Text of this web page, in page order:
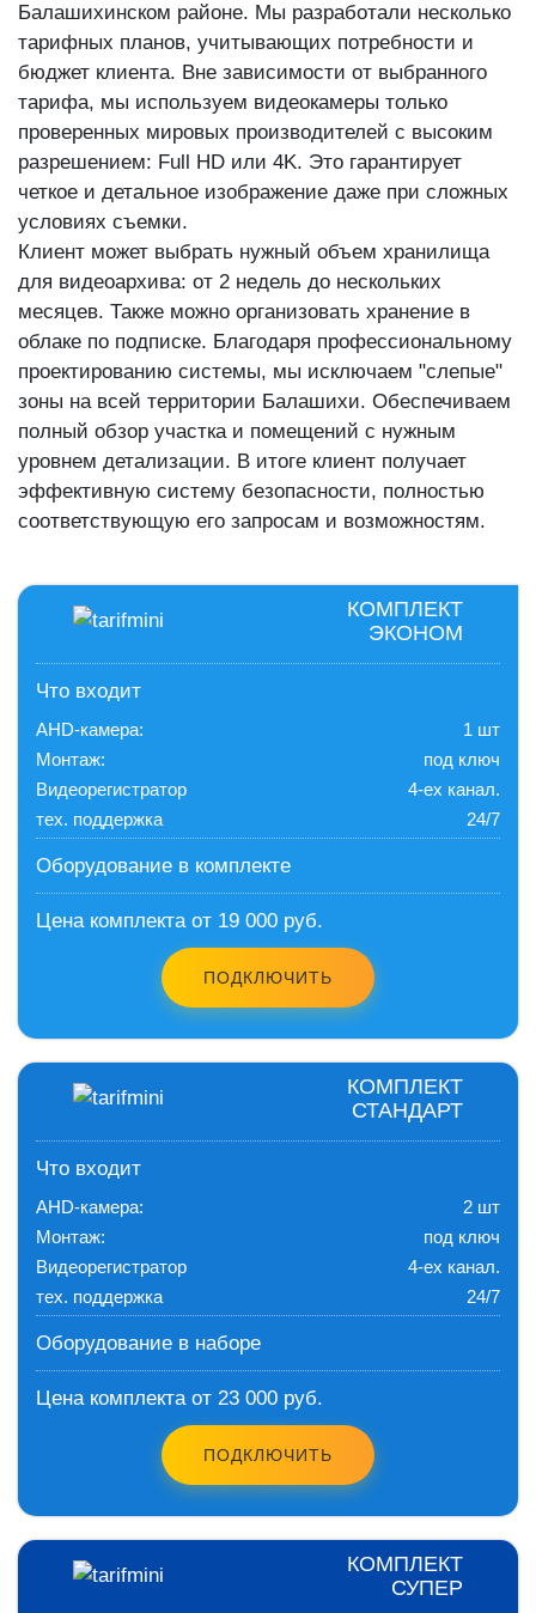
Балашихинском районе. Мы разработали несколько
тарифных планов, учитывающих потребности и
бюджет клиента. Вне зависимости от выбранного
тарифа, мы используем видеокамеры только
проверенных мировых производителей с высоким
разрешением: Full HD или 4K. Это гарантирует
четкое и детальное изображение даже при сложных
условиях съемки.
Клиент может выбрать нужный объем хранилища
для видеоархива: от 2 недель до нескольких
месяцев. Также можно организовать хранение в
облаке по подписке. Благодаря профессиональному
проектированию системы, мы исключаем "слепые"
зоны на всей территории Балашихи. Обеспечиваем
полный обзор участка и помещений с нужным
уровнем детализации. В итоге клиент получает
эффективную систему безопасности, полностью
соответствующую его запросам и возможностям.
КОМПЛЕКТ
ЭКОНОМ
Что входит
AHD-камера:
1 шт
Монтаж:
под ключ
Видеорегистратор
4-ех канал.
тех. поддержка
24/7
Оборудование в комплекте
Цена комплекта от 19 000 руб.
ПОДКЛЮЧИТЬ
КОМПЛЕКТ
СТАНДАРТ
Что входит
AHD-камера:
2 шт
Монтаж:
под ключ
Видеорегистратор
4-ех канал.
тех. поддержка
24/7
Оборудование в наборе
Цена комплекта от 23 000 руб.
ПОДКЛЮЧИТЬ
КОМПЛЕКТ
СУПЕР